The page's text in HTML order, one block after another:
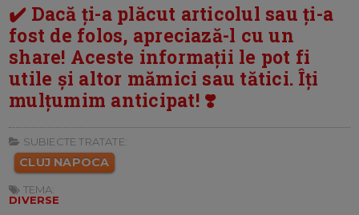
✔️ Dacă ți-a plăcut articolul sau ți-a
fost de folos, apreciază-l cu un
share! Aceste informații le pot fi
utile și altor mămici sau tătici. Îți
mulțumim anticipat! ❣️
SUBIECTE TRATATE:
CLUJ NAPOCA
TEMA:
DIVERSE